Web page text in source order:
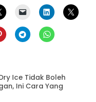
Ice Tidak Boleh
Ini Cara Yang